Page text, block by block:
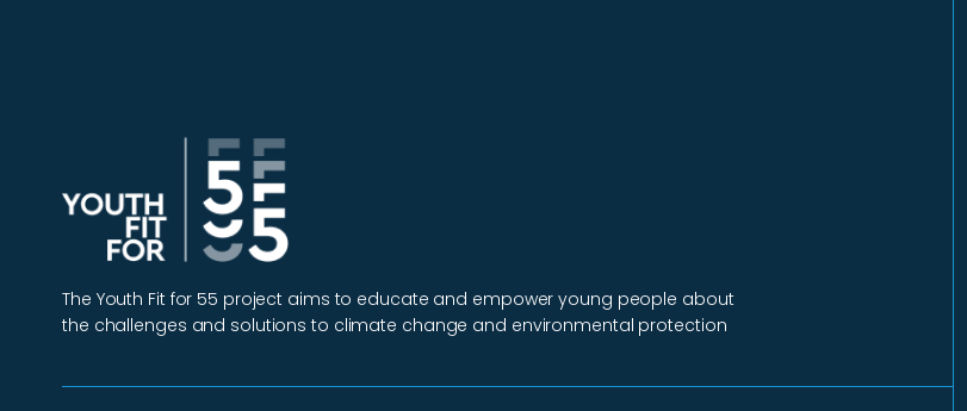
The Youth Fit for 55 project aims to educate and empower young people about
the challenges and solutions to climate change and environmental protection